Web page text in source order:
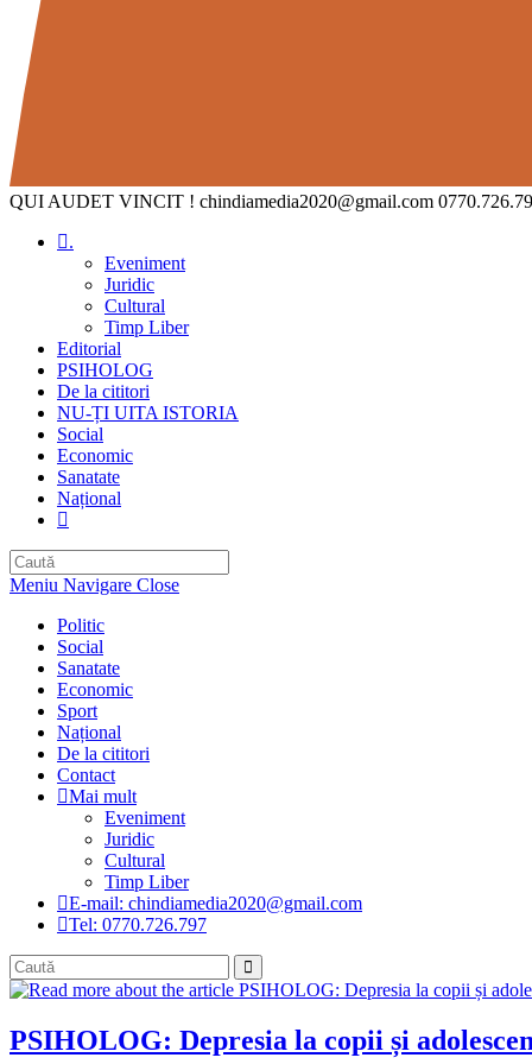
QUI AUDET VINCIT ! chindiamedia2020@gmail.com
.
Eveniment
Juridic
Cultural
Timp Liber
Editorial
PSIHOLOG
De la cititori
NU-ȚI UITA ISTORIA
Social
Economic
Sanatate
Național
Toggle
Meniu Navigare Close
Politic
Social
Sanatate
Economic
Sport
Național
De la cititori
Contact
Mai mult
Eveniment
Juridic
Cultural
Timp Liber
E-mail: chindiamedia2020@gmail.com
Tel: 0770.726.797
PSIHOLOG: Depresia la copii și